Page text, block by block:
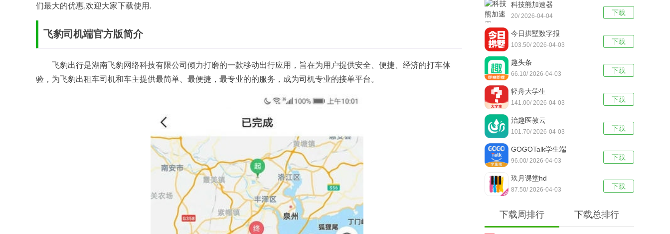
们最大的优惠,欢迎大家下载使用.
飞豹司机端官方版简介
飞豹出行是湖南飞豹网络科技有限公司倾力打磨的一款移动出行应用，旨在为用户提供安全、便捷、经济的打车体
验，为飞豹出租车司机和车主提供最简单、最便捷，最专业的的服务，成为司机专业的接单平台。
下载
科技熊加速器
20/ 2026-04-04
下载
今日拱墅数字报
103.50/ 2026-04-03
下载
趣头条
66.10/ 2026-04-03
下载
轻舟大学生
141.00/ 2026-04-03
下载
治趣医教云
101.70/ 2026-04-03
下载
GOGOTalk学生端
96.00/ 2026-04-03
下载
玖月课堂hd
87.50/ 2026-04-03
下载周排行 下载总排行